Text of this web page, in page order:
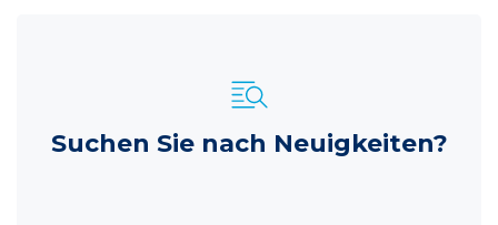
Suchen Sie nach Neuigkeiten?